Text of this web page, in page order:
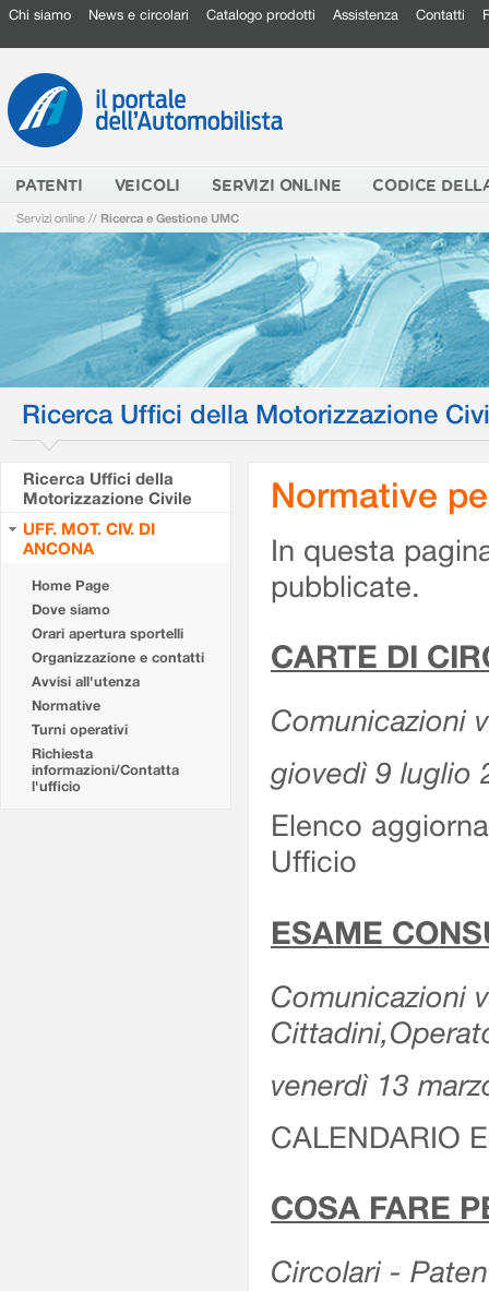
Chi siamo News e circolari Catalogo prodotti Assistenza Contatti
PATENTI VEICOLI SERVIZI ONLINE CODICE
Servizi online // Ricerca e Gestione UMC
Ricerca Uffici della Motorizzazione
Ricerca Uffici della
Motorizzazione Civile
UFF. MOT. CIV. DI
ANCONA
Home Page
Dove siamo
Orari apertura sportelli
Organizzazione e contatti
Avvisi all'utenza
Normative
Turni operativi
Richiesta
informazioni/Contatta
l'ufficio
Normative
In questa
pubblicate.
CARTE DI
Comunicazioni
giovedì 9 luglio
Elenco
Ufficio
ESAME
Comunicazioni
venerdì 13
CALENDARIO
COSA FARE
Circolari -